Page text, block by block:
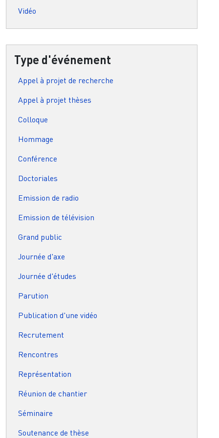
Vidéo
Type d'événement
Appel à projet de recherche
Appel à projet thèses
Colloque
Hommage
Conférence
Doctoriales
Emission de radio
Emission de télévision
Grand public
Journée d'axe
Journée d'études
Parution
Publication d'une vidéo
Recrutement
Rencontres
Représentation
Réunion de chantier
Séminaire
Soutenance de thèse